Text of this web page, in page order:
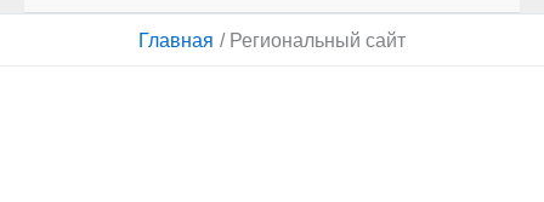
Главная Региональный сайт